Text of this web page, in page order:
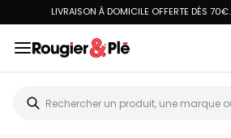
LIVRAISON À DOMICILE OFFERTE DÈS 70€.